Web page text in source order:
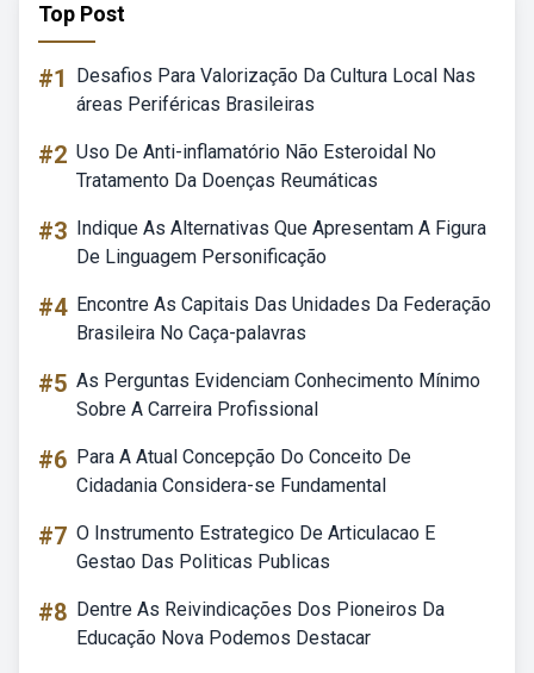
Top Post
#1
Desafios Para Valorização Da Cultura Local Nas
áreas Periféricas Brasileiras
#2 Uso De Anti-inflamatório Não Esteroidal No
Tratamento Da Doenças Reumáticas
#3 Indique As Alternativas Que Apresentam A Figura
De Linguagem Personificação
#4 Encontre As Capitais Das Unidades Da Federação
Brasileira No Caça-palavras
#5 As Perguntas Evidenciam Conhecimento Mínimo
Sobre A Carreira Profissional
#6 Para A Atual Concepção Do Conceito De
Cidadania Considera-se Fundamental
#7 O Instrumento Estrategico De Articulacao E
Gestao Das Politicas Publicas
#8 Dentre As Reivindicações Dos Pioneiros Da
Educação Nova Podemos Destacar